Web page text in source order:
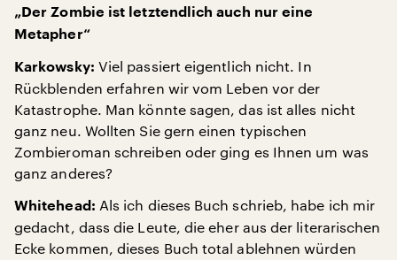
„Der Zombie ist letztendlich auch nur eine
Metapher“
Karkowsky: Viel passiert eigentlich nicht. In
Rückblenden erfahren wir vom Leben vor der
Katastrophe. Man könnte sagen, das ist alles nicht
ganz neu. Wollten Sie gern einen typischen
Zombieroman schreiben oder ging es Ihnen um was
ganz anderes?
Whitehead: Als ich dieses Buch schrieb, habe ich mir
gedacht, dass die Leute, die eher aus der literarischen
Ecke kommen, dieses Buch total ablehnen würden